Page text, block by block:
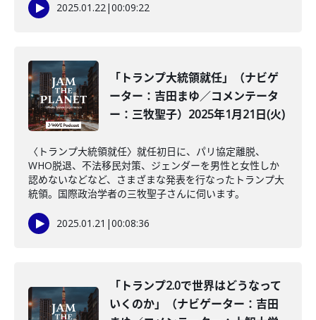
2025.01.22|00:09:22
「トランプ大統領就任」（ナビゲ
ーター：吉田まゆ／コメンテータ
ー：三牧聖子）2025年1月21日(火)
〈トランプ大統領就任〉就任初日に、パリ協定離脱、
WHO脱退、不法移民対策、ジェンダーを男性と女性しか
認めないなどなど、さまざまな発表を行なったトランプ大
統領。国際政治学者の三牧聖子さんに伺います。
2025.01.21 |00:08:36
「トランプ2.0で世界はどうなって
いくのか」（ナビゲーター：吉田